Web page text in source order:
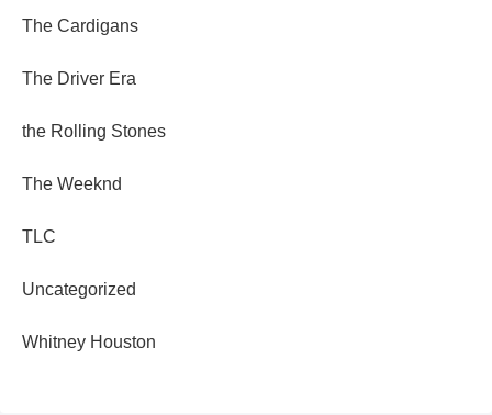
The Cardigans
The Driver Era
the Rolling Stones
The Weeknd
TLC
Uncategorized
Whitney Houston